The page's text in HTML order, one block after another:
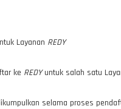
Layanan REDY
ke REDYuntuk salah satu
selama proses